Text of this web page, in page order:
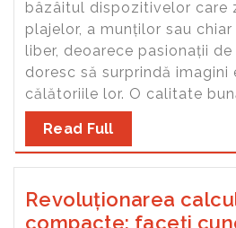
bâzâitul dispozitivelor care
plajelor, a munților sau
liber, deoarece pasionații
doresc să surprindă imagini
călătoriile lor. O calitate
Read Full
Revoluționarea
compacte: faceți